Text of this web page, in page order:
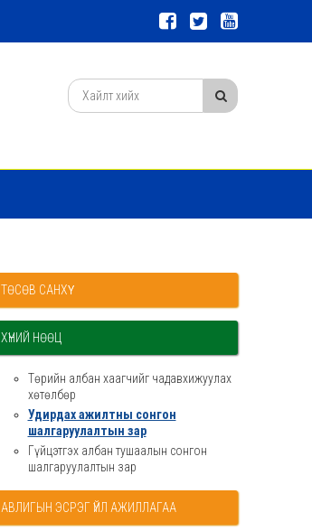
ТӨСӨВ САНХҮҮ
ХҮНИЙ НӨӨЦ
Төрийн албан хаагчийг чадавхижуулах
хөтөлбөр
Удирдах ажилтны сонгон
шалгаруулалтын зар
Гүйцэтгэх албан тушаалын сонгон
шалгаруулалтын зар
АВЛИГЫН ЭСРЭГ ҮЙЛ АЖИЛЛАГАА